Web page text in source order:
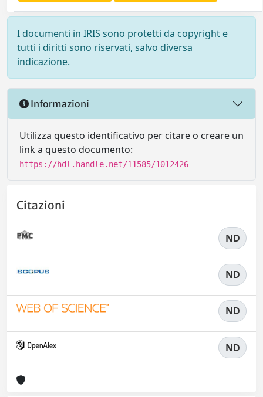
I documenti in IRIS sono protetti da copyright e
tutti i diritti sono riservati, salvo diversa
indicazione.
Informazioni
Utilizza questo identificativo per citare o creare un
link a questo documento:
https://hdl.handle.net/11585/1012426
Citazioni
ND
ND
ND
ND